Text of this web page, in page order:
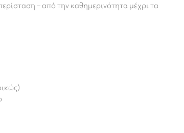
– από την καθημερινότητα μέχρι τα